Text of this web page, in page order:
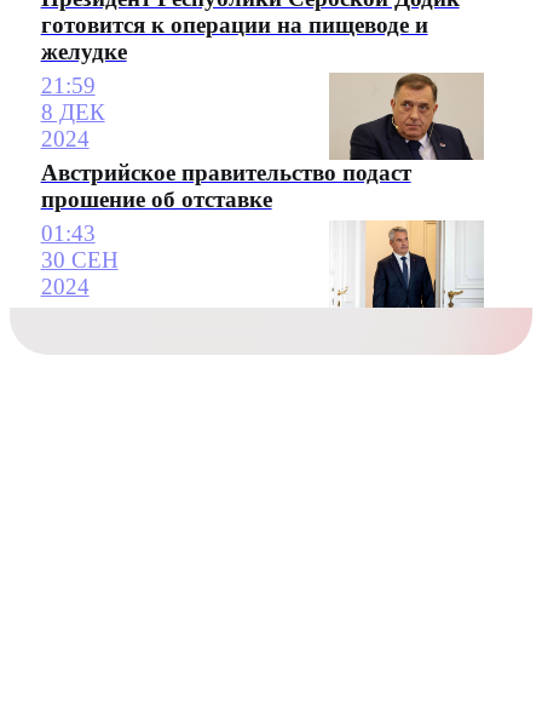
готовится к операции на пищеводе и
желудке
21:59
8 ДЕК
2024
Австрийское правительство подаст
прошение об отставке
01:43
30 СЕН
2024